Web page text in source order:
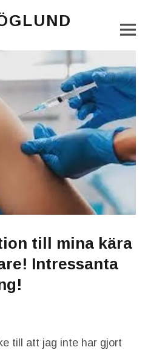
till mina kära
Intressanta
till att jag inte har gjort